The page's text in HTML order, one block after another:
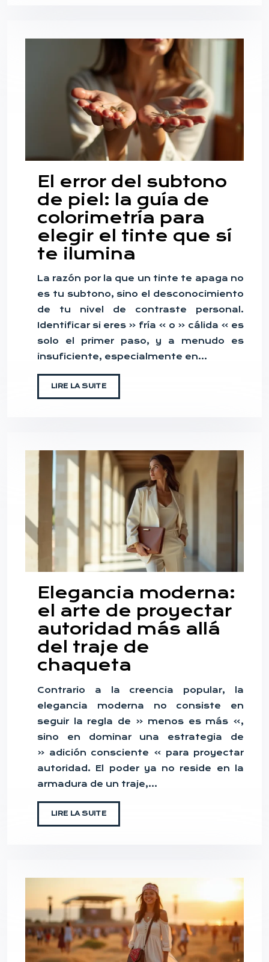
El error del subtono
de piel: la guía de
colorimetría para
elegir el tinte que sí
te ilumina
La razón por la que un tinte te apaga no
es tu subtono, sino el desconocimiento
de tu nivel de contraste personal.
Identificar si eres « fría » o « cálida » es
solo el primer paso, y a menudo es
insuficiente, especialmente en…
LIRE LA SUITE
Elegancia moderna:
el arte de proyectar
autoridad más allá
del traje de
chaqueta
Contrario a la creencia popular, la
elegancia moderna no consiste en
seguir la regla de « menos es más »,
sino en dominar una estrategia de
« adición consciente » para proyectar
autoridad. El poder ya no reside en la
armadura de un traje,…
LIRE LA SUITE